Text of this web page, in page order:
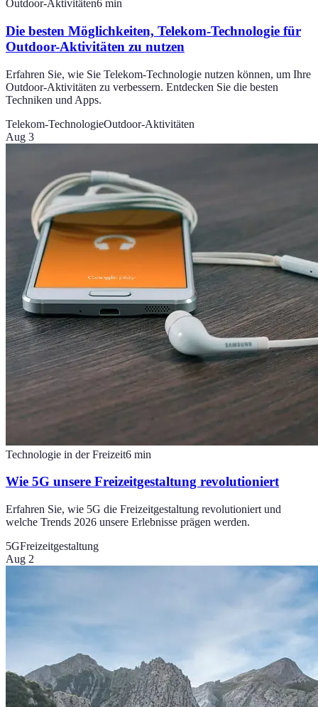
Outdoor-Aktivitäten6 min
Die besten Möglichkeiten, Telekom-Technologie für
Outdoor-Aktivitäten zu nutzen
Erfahren Sie, wie Sie Telekom-Technologie nutzen können, um Ihre
Outdoor-Aktivitäten zu verbessern. Entdecken Sie die besten
Techniken und Apps.
Telekom-TechnologieOutdoor-Aktivitäten
Aug 3
Technologie in der Freizeit6 min
Wie 5G unsere Freizeitgestaltung revolutioniert
Erfahren Sie, wie 5G die Freizeitgestaltung revolutioniert und
welche Trends 2026 unsere Erlebnisse prägen werden.
5GFreizeitgestaltung
Aug 2